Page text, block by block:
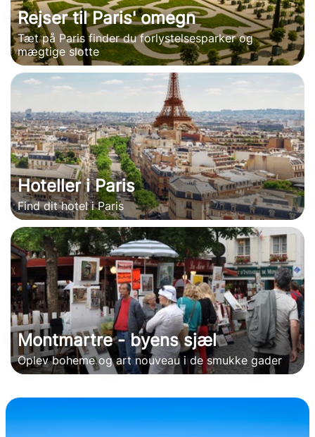
Rejser til Paris' omegn
Tæt på Paris finder du forlystelsesparker og
mægtige slotte
Hoteller i Paris
Find dit hotel i Paris
Montmartre - byens sjæl
Oplev boheme og art nouveau i de smukke gader